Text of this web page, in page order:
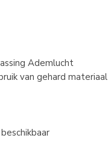
Ademlucht
van gehard materiaal